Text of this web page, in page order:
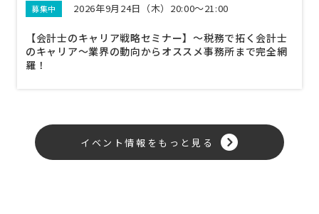
募集中 2026年9月24日（木）20:00～21:00
【会計士のキャリア戦略セミナー】〜税務で拓く会計士
のキャリア〜業界の動向からオススメ事務所まで完全網
羅！
イベント情報をもっと見る